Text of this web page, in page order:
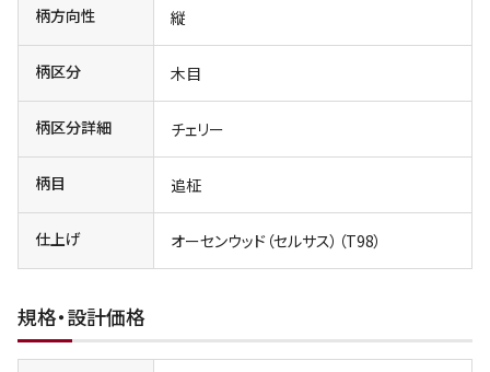
柄方向性 縦
柄区分 木目
柄区分詳細 チェリー
柄目 追柾
仕上げ オーセンウッド（セルサス）（T98）
規格・設計価格